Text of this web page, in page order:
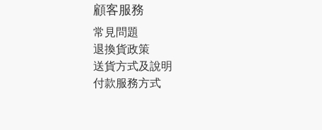
顧客服務
常見問題
退換貨政策
送貨方式及說明
付款服務方式